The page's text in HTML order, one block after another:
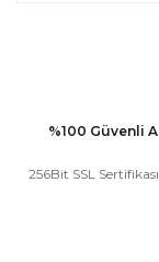
%100 Güvenli
256Bit SSL